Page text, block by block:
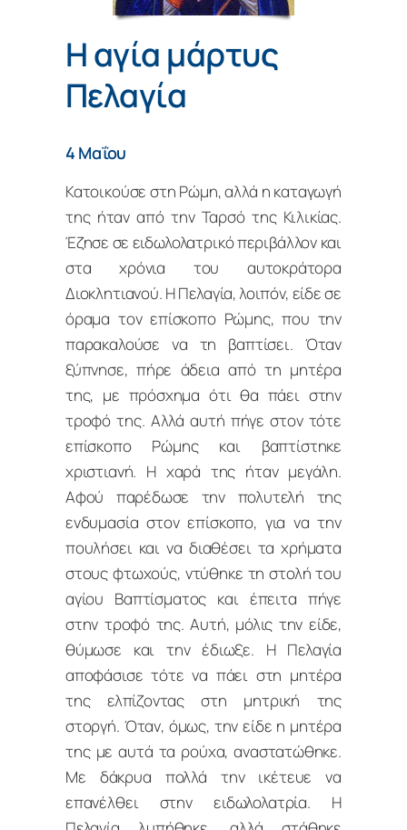
Η αγία μάρτυς
Πελαγία
4 Μαΐου
Κατοικούσε στη Ρώμη, αλλά η καταγωγή
της ήταν από την Ταρσό της Κιλικίας.
Έζησε σε ειδωλολατρικό περιβάλλον και
στα χρόνια του αυτοκράτορα
Διοκλητιανού. Η Πελαγία, λοιπόν, είδε σε
όραμα τον επίσκοπο Ρώμης, που την
παρακαλούσε να τη βαπτίσει. Όταν
ξύπνησε, πήρε άδεια από τη μητέρα
της, με πρόσχημα ότι θα πάει στην
τροφό της. Αλλά αυτή πήγε στον τότε
επίσκοπο Ρώμης και βαπτίστηκε
χριστιανή. Η χαρά της ήταν μεγάλη.
Αφού παρέδωσε την πολυτελή της
ενδυμασία στον επίσκοπο, για να την
πουλήσει και να διαθέσει τα χρήματα
στους φτωχούς, ντύθηκε τη στολή του
αγίου Βαπτίσματος και έπειτα πήγε
στην τροφό της. Αυτή, μόλις την είδε,
θύμωσε και την έδιωξε. Η Πελαγία
αποφάσισε τότε να πάει στη μητέρα
της ελπίζοντας στη μητρική της
στοργή. Όταν, όμως, την είδε η μητέρα
της με αυτά τα ρούχα, αναστατώθηκε.
Με δάκρυα πολλά την ικέτευε να
επανέλθει στην ειδωλολατρία. Η